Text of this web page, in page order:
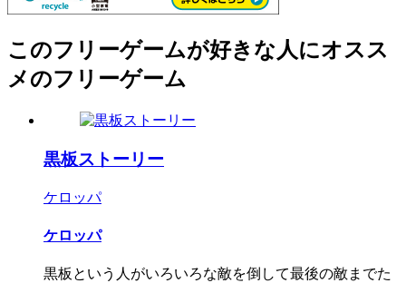
このフリーゲームが好きな人にオスス
メのフリーゲーム
黒板ストーリー
ケロッパ
ケロッパ
黒板という人がいろいろな敵を倒して最後の敵までた